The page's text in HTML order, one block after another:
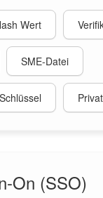
Wert
SME-Datei
On (SSO)